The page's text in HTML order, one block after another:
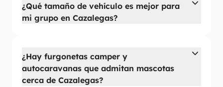
¿Qué tamaño de vehículo es mejor para
mi grupo en Cazalegas?
¿Hay furgonetas camper y
autocaravanas que admitan mascotas
cerca de Cazalegas?